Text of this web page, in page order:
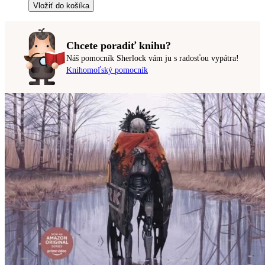
Vložiť do košíka
Chcete poradiť knihu?
Náš pomocník Sherlock vám ju s radosťou vypátra!
Knihomoľský pomocník